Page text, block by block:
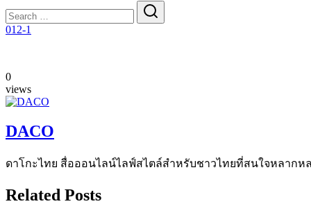
for:
012-1
0
views
DACO
ดาโกะไทย สื่อออนไลน์ไลฟ์สไตล์สำหรับชาวไทยที่สนใจหลากห
Related Posts